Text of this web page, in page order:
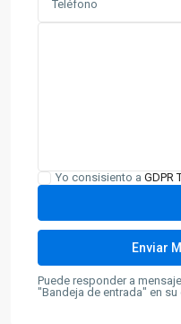
Yo consisiento a GDPR
Puede responder a
"Bandeja de entrada" en